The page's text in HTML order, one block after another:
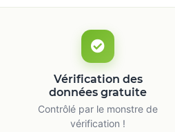
Vérification des
données gratuite
Contrôlé par le monstre de
vérification !